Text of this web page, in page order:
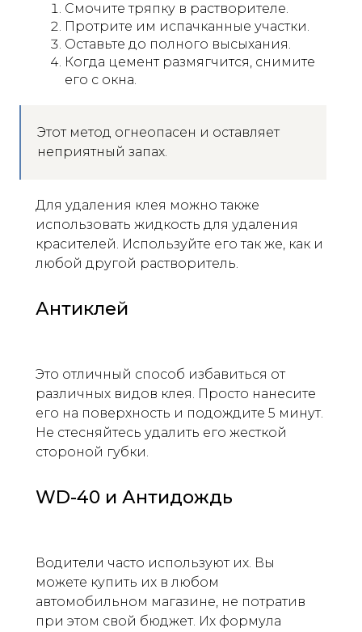
Смочите тряпку в растворителе.
Протрите им испачканные участки.
Оставьте до полного высыхания.
Когда цемент размягчится, снимите
его с окна.
Этот метод огнеопасен и оставляет
неприятный запах.
Для удаления клея можно также
использовать жидкость для удаления
красителей. Используйте его так же, как и
любой другой растворитель.
Антиклей
Это отличный способ избавиться от
различных видов клея. Просто нанесите
его на поверхность и подождите 5 минут.
Не стесняйтесь удалить его жесткой
стороной губки.
WD-40 и Антидождь
Водители часто используют их. Вы
можете купить их в любом
автомобильном магазине, не потратив
при этом свой бюджет. Их формула